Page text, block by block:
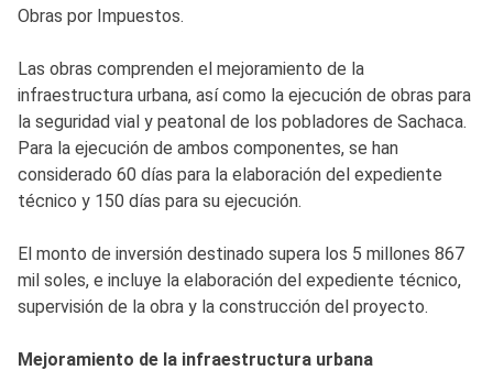
Obras por Impuestos.
Las obras comprenden el mejoramiento de la
infraestructura urbana, así como la ejecución de obras para
la seguridad vial y peatonal de los pobladores de Sachaca.
Para la ejecución de ambos componentes, se han
considerado 60 días para la elaboración del expediente
técnico y 150 días para su ejecución.
El monto de inversión destinado supera los 5 millones 867
mil soles, e incluye la elaboración del expediente técnico,
supervisión de la obra y la construcción del proyecto.
Mejoramiento de la infraestructura urbana